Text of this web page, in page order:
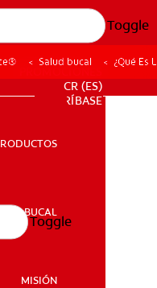
Toggle
SALUD BUCAL
CR (ES)
SUSCRÍBASE
BUCAL
MISIÓN
Toggle
Salud bucal ¿Qué Es